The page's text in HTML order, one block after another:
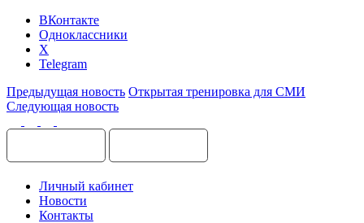
ВКонтакте
Одноклассники
X
Telegram
Предыдущая новость Открытая тренировка для СМИ
Следующая новость
Личный кабинет
Новости
Контакты